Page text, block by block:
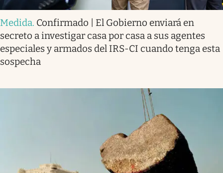
Medida. Confirmado | El Gobierno enviará en
secreto a investigar casa por casa a sus agentes
especiales y armados del IRS-CI cuando tenga esta
sospecha